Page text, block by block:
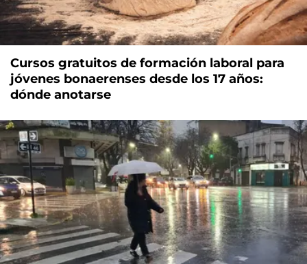
Cursos gratuitos de formación laboral para
jóvenes bonaerenses desde los 17 años:
dónde anotarse